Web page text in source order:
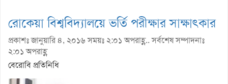
রোকেয়া বিশ্ববিদ্যালয়ে ভর্তি পরীক্ষার সাক্ষাৎকার
প্রকাশঃ জানুয়ারি ৪, ২০১৬ সময়ঃ ২:০১ অপরাহ্ণ.. সর্বশেষ সম্পাদনাঃ
২:০১ অপরাহ্ণ
বেরোবি প্রতিনিধি